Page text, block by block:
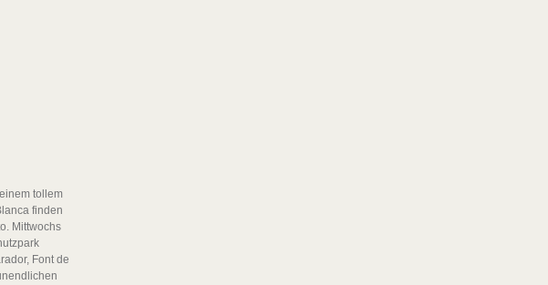
tollem
finden
Mittwochs
Font de